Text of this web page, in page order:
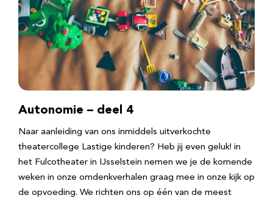
Autonomie – deel 4
Naar aanleiding van ons inmiddels uitverkochte
theatercollege Lastige kinderen? Heb jij even geluk! in
het Fulcotheater in IJsselstein nemen we je de komende
weken in onze omdenkverhalen graag mee in onze kijk op
de opvoeding. We richten ons op één van de meest